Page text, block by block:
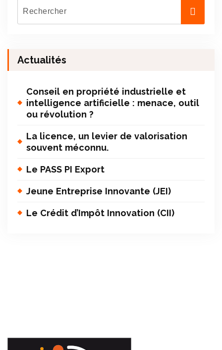
Actualités
Conseil en propriété industrielle et
intelligence artificielle : menace, outil
ou révolution ?
La licence, un levier de valorisation
souvent méconnu.
Le PASS PI Export
Jeune Entreprise Innovante (JEI)
Le Crédit d’Impôt Innovation (CII)